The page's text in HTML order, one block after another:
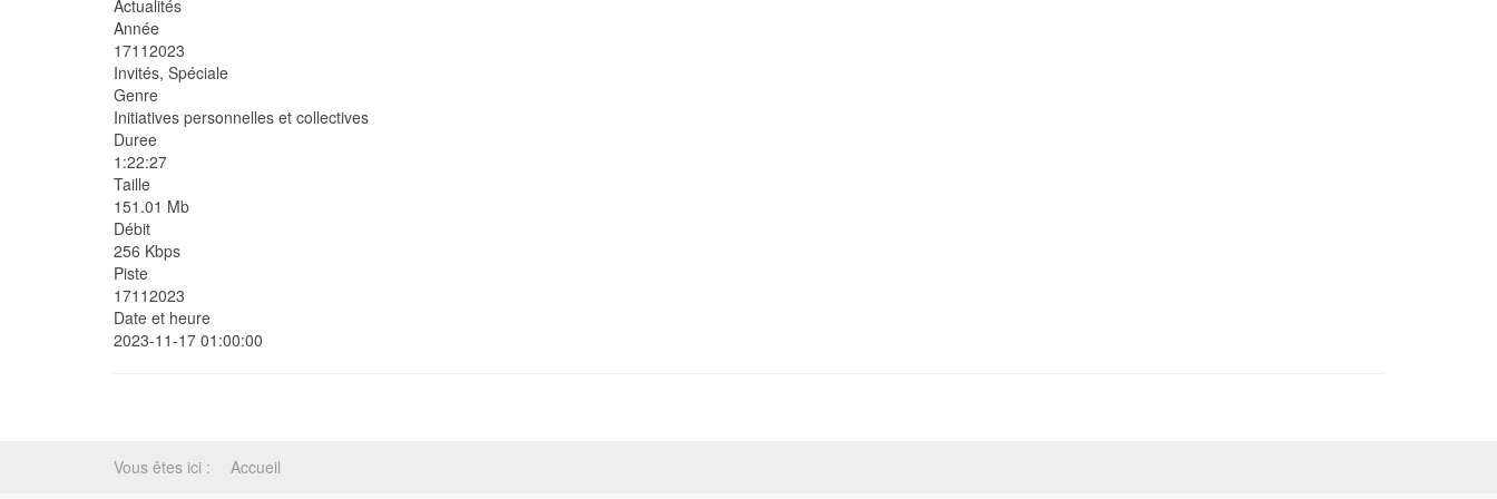
Actualités
Année
17112023
Invités, Spéciale
Genre
Initiatives personnelles et collectives
Duree
1:22:27
Taille
151.01 Mb
Débit
256 Kbps
Piste
17112023
Date et heure
2023-11-17 01:00:00
Vous êtes ici : Accueil